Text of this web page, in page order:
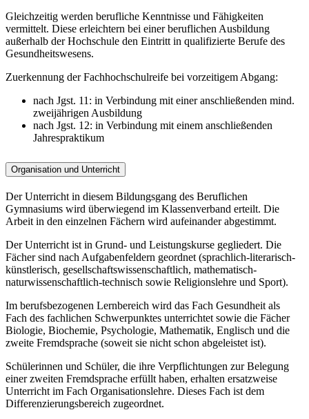
Gleichzeitig werden berufliche Kenntnisse und Fähigkeiten
vermittelt. Diese erleichtern bei einer beruflichen Ausbildung
außerhalb der Hochschule den Eintritt in qualifizierte Berufe des
Gesundheitswesens.
Zuerkennung der Fachhochschulreife bei vorzeitigem Abgang:
nach Jgst. 11: in Verbindung mit einer anschließenden mind.
zweijährigen Ausbildung
nach Jgst. 12: in Verbindung mit einem anschließenden
Jahrespraktikum
Organisation und Unterricht
Der Unterricht in diesem Bildungsgang des Beruflichen
Gymnasiums wird überwiegend im Klassenverband erteilt. Die
Arbeit in den einzelnen Fächern wird aufeinander abgestimmt.
Der Unterricht ist in Grund- und Leistungskurse gegliedert. Die
Fächer sind nach Aufgabenfeldern geordnet (sprachlich-literarisch-
künstlerisch, gesellschaftswissenschaftlich, mathematisch-
naturwissenschaftlich-technisch sowie Religionslehre und Sport).
Im berufsbezogenen Lernbereich wird das Fach Gesundheit als
Fach des fachlichen Schwerpunktes unterrichtet sowie die Fächer
Biologie, Biochemie, Psychologie, Mathematik, Englisch und die
zweite Fremdsprache (soweit sie nicht schon abgeleistet ist).
Schülerinnen und Schüler, die ihre Verpflichtungen zur Belegung
einer zweiten Fremdsprache erfüllt haben, erhalten ersatzweise
Unterricht im Fach Organisationslehre. Dieses Fach ist dem
Differenzierungsbereich zugeordnet.